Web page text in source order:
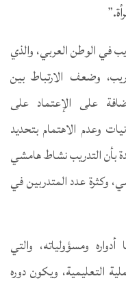
في الوطن العربي، والذي
وضعف الارتباط بين
على الإعتماد على
وعدم الاهتمام بتحديد
بأن التدريب نشاط هامشي
وكثرة عدد المتدربين في
ومسؤولياته، والتي
التعليمية، ويكون دوره